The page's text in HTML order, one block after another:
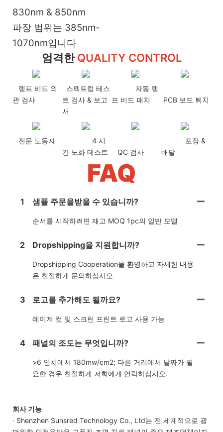
830nm & 850nm
파장 범위는 385nm-
1070nm입니다
엄격한QUALITY CONTROL
램프 비드 외
관 검사
스펙트럼 테스
트 검사 & 보고
서
자동 램
프 비드 패치
PCB 보드 퇴치
전문 노동자
4 시
간 노화 테스트
QC 검사
포장 &
배달
FAQ
1 샘플 주문을받을 수 있습니까?
순서를 시작하려면 재고 MOQ 1pc의 일반 모델
2 Dropshipping을 지원합니까?
Dropshipping Cooperation을 환영하고 자세한 내용
은 친절하게 문의하십시오
3 로고를 추가해도 될까요?
레이저 컷 및 스크린 프린트 로고 사용 가능
4 패널의 조도는 무엇입니까?
>6 인치에서 180mw/cm2; 다른 거리에서 날짜가 필
요한 경우 친절하게 저희에게 연락하십시오.
회사 기능
· Shenzhen Sunsred Technology Co., Ltd는 전 세계적으로 광